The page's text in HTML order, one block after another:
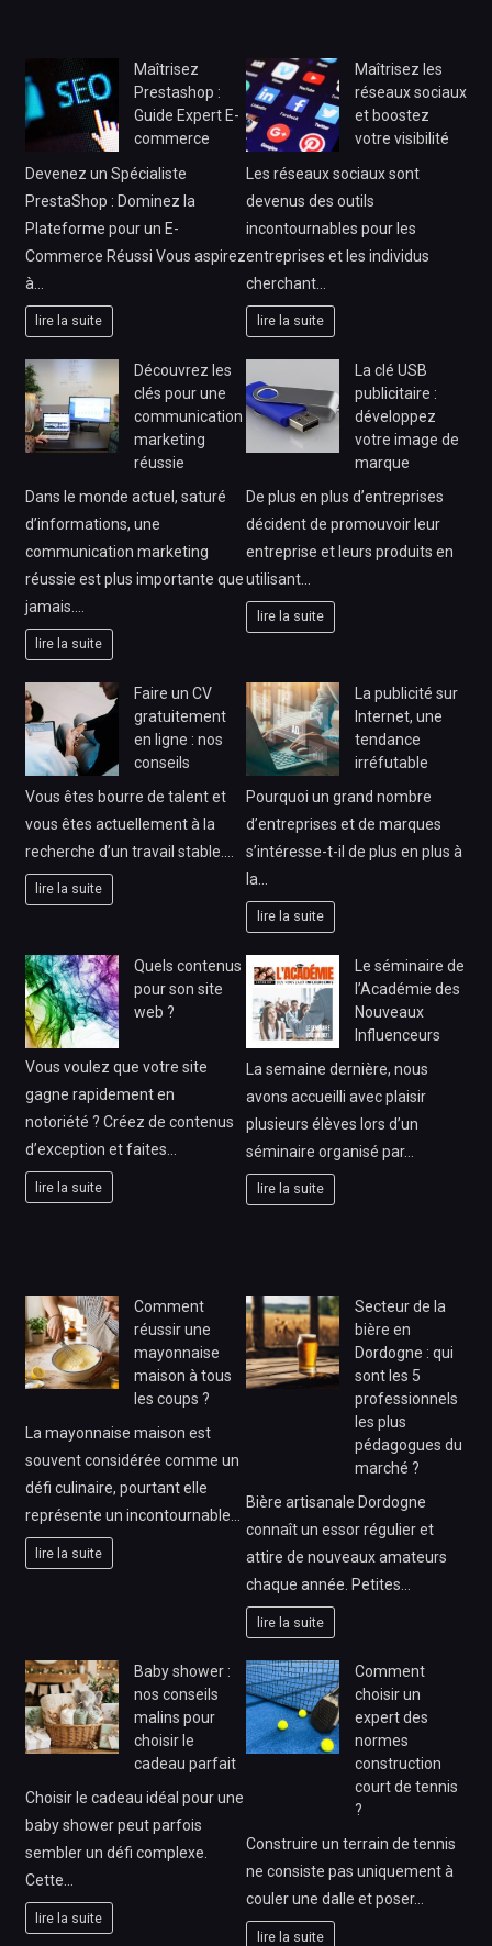
Maîtrisez
Prestashop :
Guide Expert E-
commerce
Devenez un Spécialiste
PrestaShop : Dominez la
Plateforme pour un E-
Commerce Réussi Vous aspirez
à…
lire la suite
Maîtrisez les
réseaux sociaux
et boostez
votre visibilité
Les réseaux sociaux sont
devenus des outils
incontournables pour les
entreprises et les individus
cherchant…
lire la suite
Découvrez les
clés pour une
communication
marketing
réussie
Dans le monde actuel, saturé
d’informations, une
communication marketing
réussie est plus importante que
jamais.…
lire la suite
La clé USB
publicitaire :
développez
votre image de
marque
De plus en plus d’entreprises
décident de promouvoir leur
entreprise et leurs produits en
utilisant…
lire la suite
Faire un CV
gratuitement
en ligne : nos
conseils
Vous êtes bourre de talent et
vous êtes actuellement à la
recherche d’un travail stable.…
lire la suite
La publicité sur
Internet, une
tendance
irréfutable
Pourquoi un grand nombre
d’entreprises et de marques
s’intéresse-t-il de plus en plus à
la…
lire la suite
Quels contenus
pour son site
web ?
Vous voulez que votre site
gagne rapidement en
notoriété ? Créez de contenus
d’exception et faites…
lire la suite
Le séminaire de
l’Académie des
Nouveaux
Influenceurs
La semaine dernière, nous
avons accueilli avec plaisir
plusieurs élèves lors d’un
séminaire organisé par…
lire la suite
Comment
réussir une
mayonnaise
maison à tous
les coups ?
La mayonnaise maison est
souvent considérée comme un
défi culinaire, pourtant elle
représente un incontournable…
lire la suite
Secteur de la
bière en
Dordogne : qui
sont les 5
professionnels
les plus
pédagogues du
marché ?
Bière artisanale Dordogne
connaît un essor régulier et
attire de nouveaux amateurs
chaque année. Petites…
lire la suite
Baby shower :
nos conseils
malins pour
choisir le
cadeau parfait
Choisir le cadeau idéal pour une
baby shower peut parfois
sembler un défi complexe.
Cette…
lire la suite
Comment
choisir un
expert des
normes
construction
court de tennis
?
Construire un terrain de tennis
ne consiste pas uniquement à
couler une dalle et poser…
lire la suite